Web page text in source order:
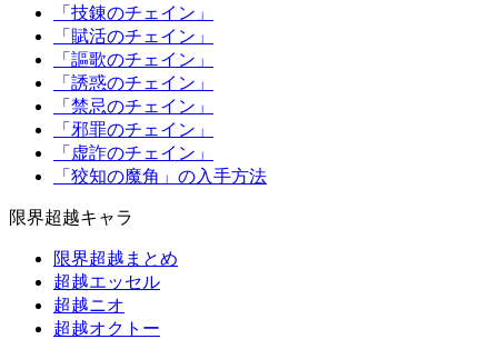
「技錬のチェイン」
「賦活のチェイン」
「謳歌のチェイン」
「誘惑のチェイン」
「禁忌のチェイン」
「邪罪のチェイン」
「虚詐のチェイン」
「狡知の魔角」の入手方法
限界超越キャラ
限界超越まとめ
超越エッセル
超越ニオ
超越オクトー